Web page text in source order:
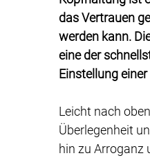
das Vertrauen
werden kann.
eine der
Einstellung
Leicht nach
Überlegenheit
hin zu Arroganz